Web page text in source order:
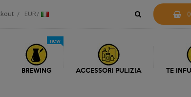
EUR
BREWING
new
ACCESSORI PULIZIA TE